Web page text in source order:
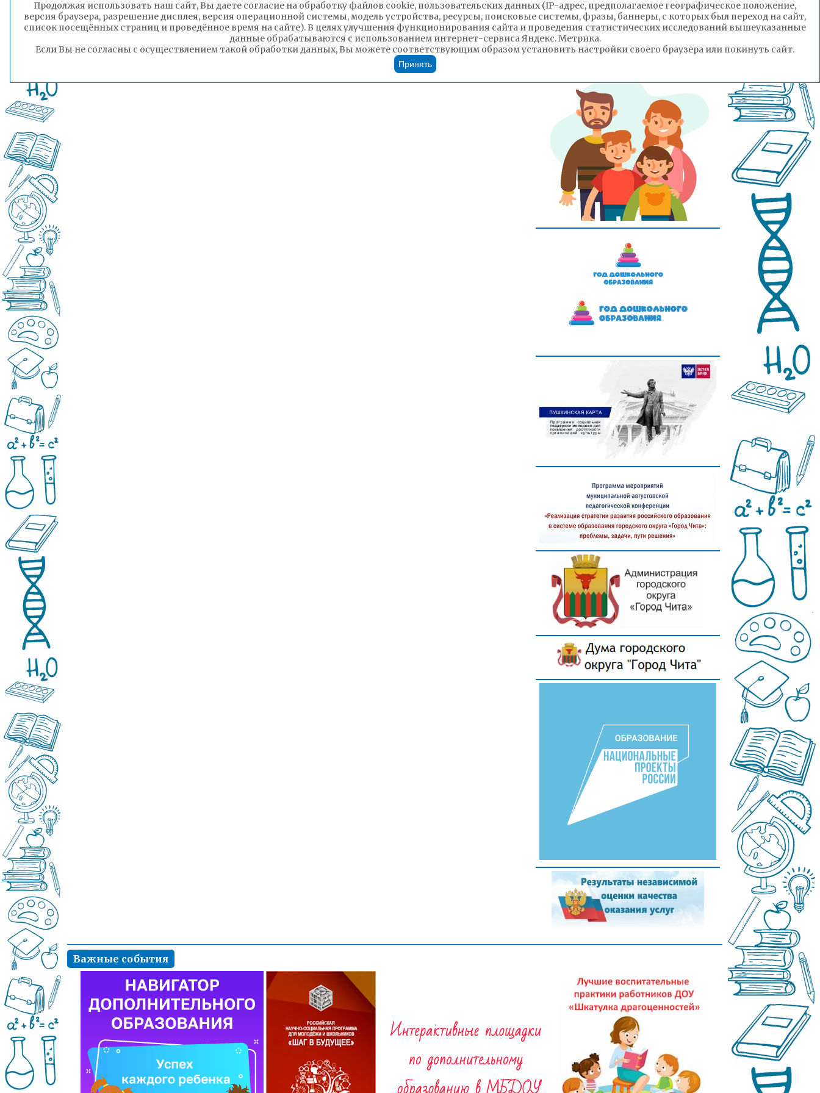
Важные события
Продолжая использовать наш сайт, Вы даете согласие на обработку файлов cookie, пользовательских данных (IP-адрес, предполагаемое географическое положение,
версия браузера, разрешение дисплея, версия операционной системы, модель устройства, ресурсы, поисковые системы, фразы, баннеры, с которых был переход на сайт,
список посещённых страниц и проведённое время на сайте). В целях улучшения функционирования сайта и проведения статистических исследований вышеуказанные
данные обрабатываются с использованием интернет-сервиса Яндекс. Метрика.
Если Вы не согласны с осуществлением такой обработки данных, Вы можете соответствующим образом установить настройки своего браузера или покинуть сайт.
Принять